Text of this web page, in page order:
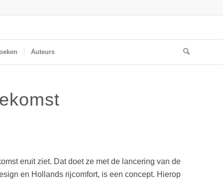
Auteurs
eruit ziet. Dat doet ze met de lancering van de
en Hollands rijcomfort, is een concept. Hierop